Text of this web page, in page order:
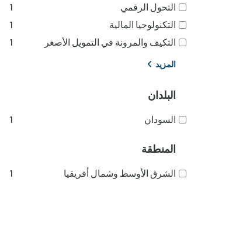
التحول الرقمي
1
التكنولوجيا المالية
1
التكيف والمرونة في التمويل الأصغر
1
المزيد
البلدان
السودان 1
المنطقة
الشرق الأوسط وشمال أفريقيا 1